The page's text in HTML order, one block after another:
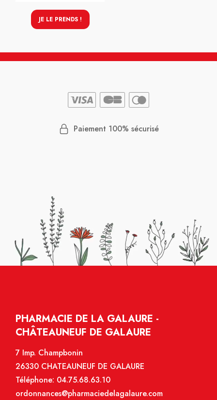
JE LE PRENDS !
Paiement 100% sécurisé
PHARMACIE DE LA GALAURE -
CHÂTEAUNEUF DE GALAURE
7 Imp. Champbonin
26330 CHATEAUNEUF DE GALAURE
Téléphone: 04.75.68.63.10
ordonnances@pharmaciedelagalaure.com